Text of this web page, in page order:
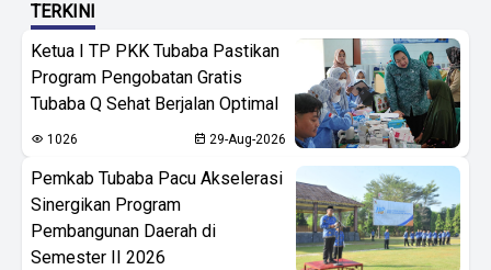
TERKINI
Ketua I TP PKK Tubaba Pastikan
Program Pengobatan Gratis
Tubaba Q Sehat Berjalan Optimal
1026 29-Aug-2026
Pemkab Tubaba Pacu Akselerasi
Sinergikan Program
Pembangunan Daerah di
Semester II 2026